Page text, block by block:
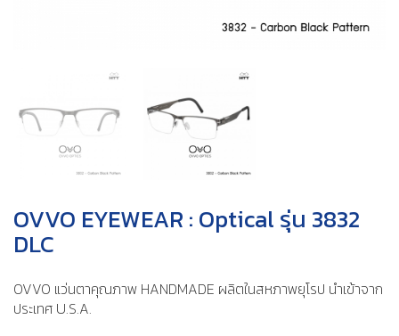
OVVO EYEWEAR : Optical รุ่น 3832
DLC
OVVO แว่นตาคุณภาพ HANDMADE ผลิตในสหภาพยุโรป นำเข้าจาก
ประเทศ U.S.A.